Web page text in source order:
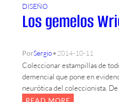
A
:
U
N
H
O
O
M
M
T
O
DISEÑO
Los gemelos
PorSergio•2014-10-11
Coleccionar estampillas de
demencial que pone en
neurótica del coleccionista. De
: